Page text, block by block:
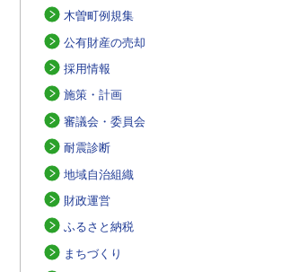
木曽町例規集
公有財産の売却
採用情報
施策・計画
審議会・委員会
耐震診断
地域自治組織
財政運営
ふるさと納税
まちづくり